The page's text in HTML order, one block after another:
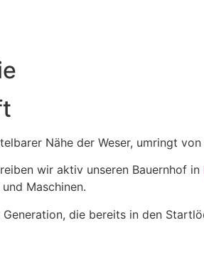
Nähe der Weser, umringt
wir aktiv unseren Bauernhof in
Maschinen.
Generation, die bereits in den